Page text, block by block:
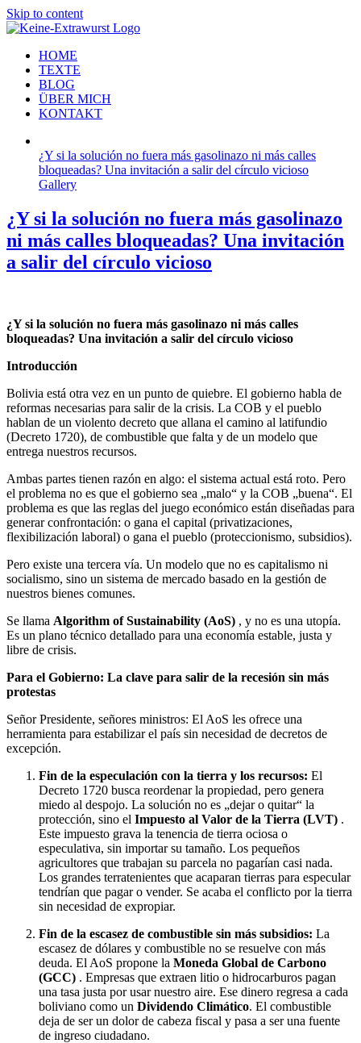
Skip to content
HOME
TEXTE
BLOG
ÜBER MICH
KONTAKT
¿Y si la solución no fuera más gasolinazo ni más calles
bloqueadas? Una invitación a salir del círculo vicioso
Gallery
¿Y si la solución no fuera más gasolinazo
ni más calles bloqueadas? Una invitación
a salir del círculo vicioso
¿Y si la solución no fuera más gasolinazo ni más calles
bloqueadas? Una invitación a salir del círculo vicioso
Introducción
Bolivia está otra vez en un punto de quiebre. El gobierno habla de
reformas necesarias para salir de la crisis. La COB y el pueblo
hablan de un violento decreto que allana el camino al latifundio
(Decreto 1720), de combustible que falta y de un modelo que
entrega nuestros recursos.
Ambas partes tienen razón en algo: el sistema actual está roto. Pero
el problema no es que el gobierno sea „malo“ y la COB „buena“. El
problema es que las reglas del juego económico están diseñadas para
generar confrontación: o gana el capital (privatizaciones,
flexibilización laboral) o gana el pueblo (proteccionismo, subsidios).
Pero existe una tercera vía. Un modelo que no es capitalismo ni
socialismo, sino un sistema de mercado basado en la gestión de
nuestros bienes comunes.
Se llama Algorithm of Sustainability (AoS) , y no es una utopía.
Es un plano técnico detallado para una economía estable, justa y
libre de crisis.
Para el Gobierno: La clave para salir de la recesión sin más
protestas
Señor Presidente, señores ministros: El AoS les ofrece una
herramienta para estabilizar el país sin necesidad de decretos de
excepción.
Fin de la especulación con la tierra y los recursos: El
Decreto 1720 busca reordenar la propiedad, pero genera
miedo al despojo. La solución no es „dejar o quitar“ la
protección, sino el Impuesto al Valor de la Tierra (LVT) .
Este impuesto grava la tenencia de tierra ociosa o
especulativa, sin importar su tamaño. Los pequeños
agricultores que trabajan su parcela no pagarían casi nada.
Los grandes terratenientes que acaparan tierras para especular
tendrían que pagar o vender. Se acaba el conflicto por la tierra
sin necesidad de expropiar.
Fin de la escasez de combustible sin más subsidios: La
escasez de dólares y combustible no se resuelve con más
deuda. El AoS propone la Moneda Global de Carbono
(GCC) . Empresas que extraen litio o hidrocarburos pagan
una tasa justa por usar nuestro aire. Ese dinero regresa a cada
boliviano como un Dividendo Climático. El combustible
deja de ser un dolor de cabeza fiscal y pasa a ser una fuente
de ingreso ciudadano.